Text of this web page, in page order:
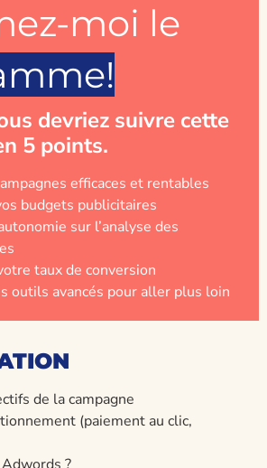
moi le
devriez suivre cette
5 points.
efficaces et rentables
budgets publicitaires
sur l’analyse des
taux de conversion
outils avancés pour aller plus loin
de la campagne
(paiement au clic,